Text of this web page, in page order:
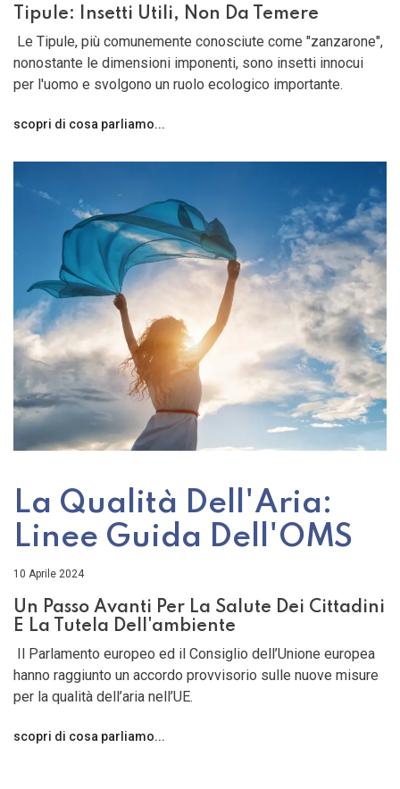
Tipule: Insetti Utili, Non Da Temere
Le Tipule, più comunemente conosciute come "zanzarone",
nonostante le dimensioni imponenti, sono insetti innocui
per l'uomo e svolgono un ruolo ecologico importante.
scopri di cosa parliamo...
La Qualità Dell'Aria:
Linee Guida Dell'OMS
10 Aprile 2024
Un Passo Avanti Per La Salute Dei Cittadini
E La Tutela Dell'ambiente
Il Parlamento europeo ed il Consiglio dell’Unione europea
hanno raggiunto un accordo provvisorio sulle nuove misure
per la qualità dell’aria nell’UE.
scopri di cosa parliamo...